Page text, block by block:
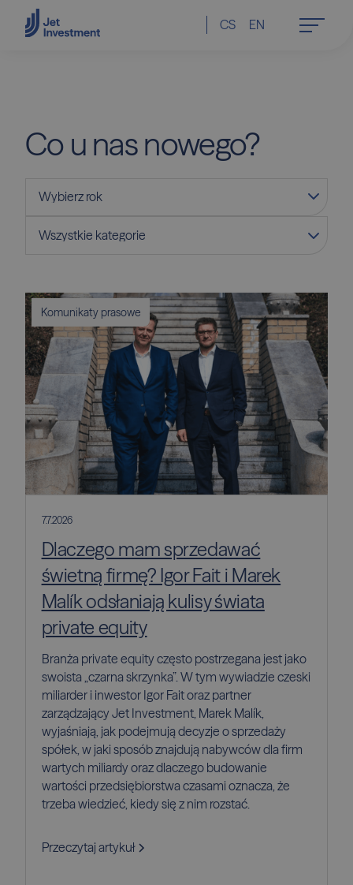
CS EN
Co u nasnowego?
Komunikaty prasowe
7.7.2026
Dlaczego mam sprzedawać
świetną firmę? Igor Fait i Marek
Malík odsłaniają kulisy świata
private equity
Branża private equity często postrzegana jest jako
swoista „czarna skrzynka”. W tym wywiadzie czeski
miliarder i inwestor Igor Fait oraz partner
zarządzający Jet Investment, Marek Malík,
wyjaśniają, jak podejmują decyzje o sprzedaży
spółek, w jaki sposób znajdują nabywców dla firm
wartych miliardy oraz dlaczego budowanie
wartości przedsiębiorstwa czasami oznacza, że
trzeba wiedzieć, kiedy się z nim rozstać.
Przeczytaj artykuł